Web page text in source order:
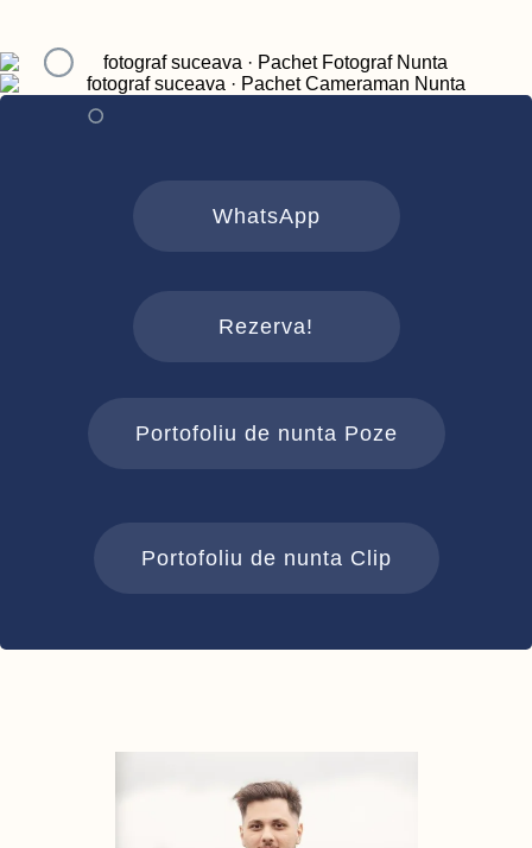
WhatsApp
Rezerva!
Portofoliu de nunta Poze
Portofoliu de nunta Clip